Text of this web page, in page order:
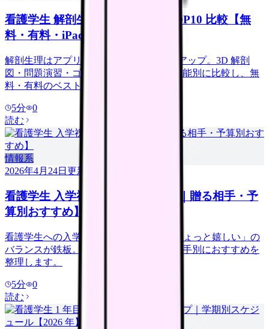
看護学生 解剖生理 アプリ 2026 TOP10 比較【無
料・有料・iPad対応】
解剖生理はアプリで学ぶと圧倒的に効率アップ。3D 解剖
図・問題演習・ゴロ合わせなど 10 本を機能別に比較し、無
料・有料のベストバイを選定します。
5分
0
読む
情報系
2026年4月24日 更新
看護学生 入学祝い 20 選【2026 年｜贈る相手・予
算別おすすめ】
看護学生への入学祝いは「実用品」+「ちょっと嬉しい」の
バランスが鉄板。予算別に 20 選、贈る相手別におすすめを
整理します。
5分
0
読む